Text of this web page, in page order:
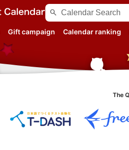
search
Gift campaign Calendar ranking
The